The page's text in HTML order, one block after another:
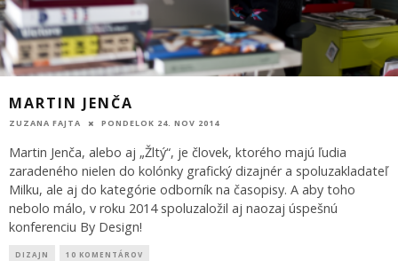
MARTIN JENČA
ZUZANA FAJTA PONDELOK 24. NOV 2014
Martin Jenča, alebo aj „Žltý“, je človek, ktorého majú ľudia
zaradeného nielen do kolónky grafický dizajnér a spoluzakladateľ
Milku, ale aj do kategórie odborník na časopisy. A aby toho
nebolo málo, v roku 2014 spoluzaložil aj naozaj úspešnú
konferenciu By Design!
DIZAJN 10 KOMENTÁROV